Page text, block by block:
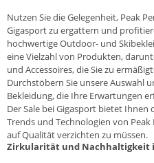
Nutzen Sie die Gelegenheit, Peak
Gigasport zu ergattern und
hochwertige Outdoor- und
eine Vielzahl von Produkten,
und Accessoires, die Sie zu
Durchstöbern Sie unsere Auswahl
Bekleidung, die Ihre Erwartungen
Der Sale bei Gigasport bietet
Trends und Technologien von
auf Qualität verzichten zu müssen.
Zirkularität und Nachhaltigkeit